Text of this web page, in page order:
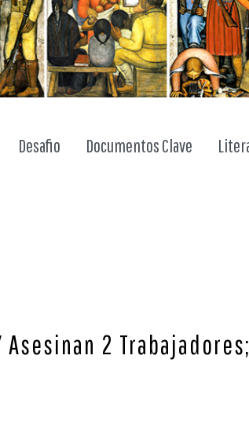
Desafio Documentos Clave
2